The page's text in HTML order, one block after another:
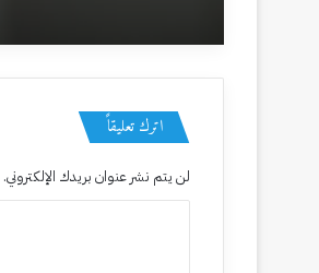
*ماذا ينتظر العالم؟ .*
اترك تعليقاً
لن يتم نشر عنوان بريدك الإلكتروني.